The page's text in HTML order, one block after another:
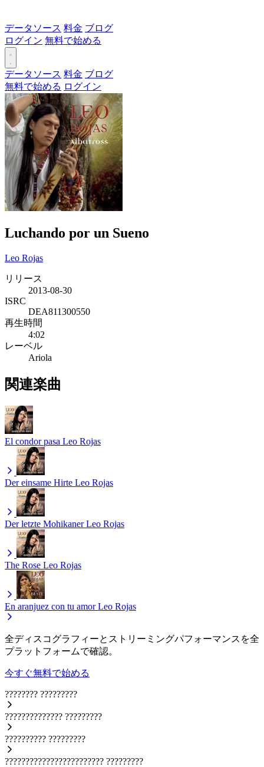
データソース 料金 ブログ
ログイン 無料で始める
データソース 料金 ブログ
無料で始める ログイン
Luchando por un Sueno
Leo Rojas
リリース
2013-08-30
ISRC
DEA811300550
再生時間
4:02
レーベル
Ariola
関連楽曲
El condor pasa Leo Rojas
Der einsame Hirte Leo Rojas
Der letzte Mohikaner Leo Rojas
The Rose Leo Rojas
En aranjuez con tu amor Leo Rojas
全ディスコグラフィーとストリーミングパフォーマンスを全
プラットフォームで確認。
今すぐ無料で始める
???????? ?????????
?????????????? ?????????
?????????? ?????????
???????????????????????? ?????????